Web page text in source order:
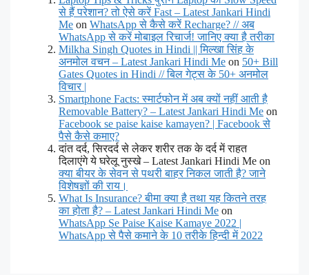
से हैं परेशान? तो ऐसे करें Fast – Latest Jankari Hindi
Me on WhatsApp से कैसे करें Recharge? // अब
WhatsApp से करें मोबाइल रिचार्ज! जानिए क्या है तरीका
Milkha Singh Quotes in Hindi || मिल्खा सिंह के
अनमोल वचन – Latest Jankari Hindi Me on 50+ Bill
Gates Quotes in Hindi // बिल गेट्स के 50+ अनमोल
विचार |
Smartphone Facts: स्मार्टफोन में अब क्यों नहीं आती है
Removable Battery? – Latest Jankari Hindi Me on
Facebook se paise kaise kamayen? | Facebook से
पैसे कैसे कमाए?
दांत दर्द, सिरदर्द से लेकर शरीर तक के दर्द में राहत
दिलाएंगे ये घरेलू नुस्खे – Latest Jankari Hindi Me on
क्या बीयर के सेवन से पथरी बाहर निकल जाती है? जाने
विशेषज्ञों की राय।
What Is Insurance? बीमा क्या है तथा यह कितने तरह
का होता है? – Latest Jankari Hindi Me on
WhatsApp Se Paise Kaise Kamaye 2022 |
WhatsApp से पैसे कमाने के 10 तरीके हिन्दी में 2022